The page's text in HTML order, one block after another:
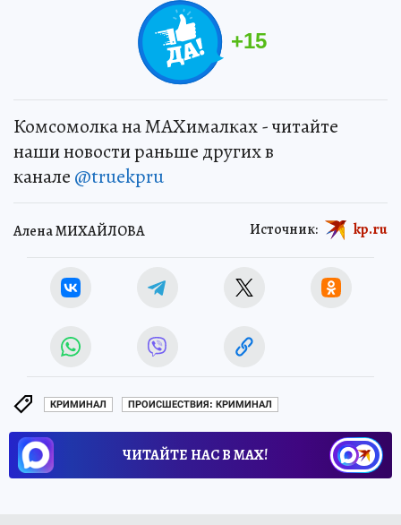
+15
Комсомолка на MAXималках - читайте
наши новости раньше других в
канале @truekpru
Алена МИХАЙЛОВА Источник: kp.ru
КРИМИНАЛ ПРОИСШЕСТВИЯ: КРИМИНАЛ
ЧИТАЙТЕ НАС В МАХ!